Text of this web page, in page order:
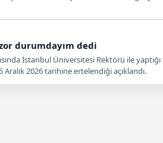
durumdayım dedi
İstanbul Üniversitesi Rektörü ile
2026 tarihine ertelendiği açıklandı.